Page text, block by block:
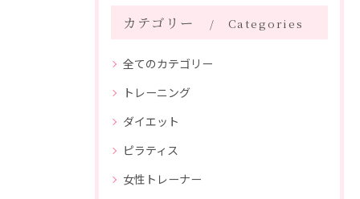
カテゴリー Categories
全てのカテゴリー
トレーニング
ダイエット
ピラティス
女性トレーナー